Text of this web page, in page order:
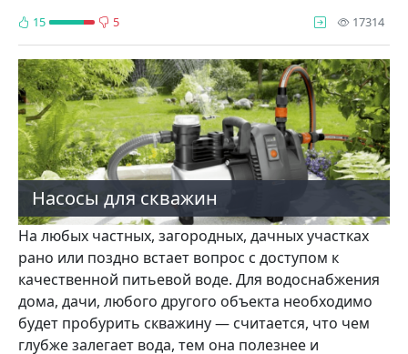
15 5 17314
Насосы для скважин
На любых частных, загородных, дачных участках
рано или поздно встает вопрос с доступом к
качественной питьевой воде. Для водоснабжения
дома, дачи, любого другого объекта необходимо
будет пробурить скважину — считается, что чем
глубже залегает вода, тем она полезнее и